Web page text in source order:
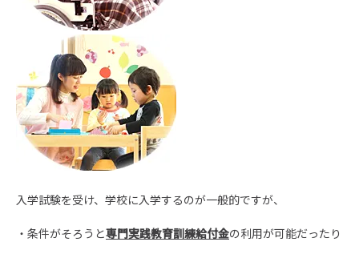
入学試験を受け、学校に入学するのが一般的ですが、
・条件がそろうと専門実践教育訓練給付金の利用が可能だったり